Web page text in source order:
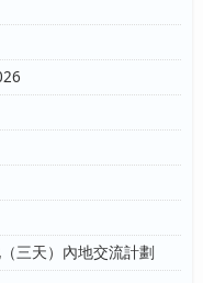
三天）內地交流計劃